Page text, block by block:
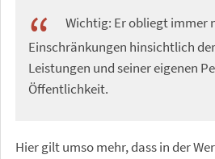
Wichtig: Er obliegt immer
Einschränkungen hinsichtlich
Leistungen und seiner eigenen
Öffentlichkeit.
Hier gilt umso mehr, dass in der